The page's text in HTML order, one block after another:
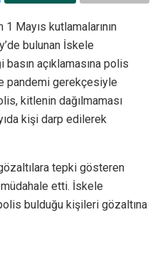
Mayıs kutlamalarının
bulunan İskele
açıklamasına polis
pandemi gerekçesiyle
kitlenin dağılmaması
kişi darp edilerek
tepki gösteren
etti. İskele
bulduğu kişileri gözaltına